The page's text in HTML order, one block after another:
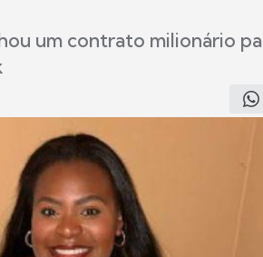
um contrato milionário